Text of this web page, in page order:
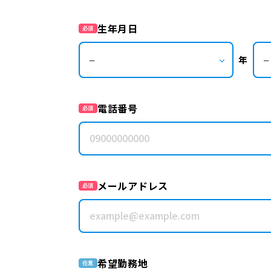
必須 生年月日
年
必須 電話番号
必須 メールアドレス
任意 希望勤務地